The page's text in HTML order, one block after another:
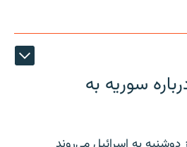
سوریه به